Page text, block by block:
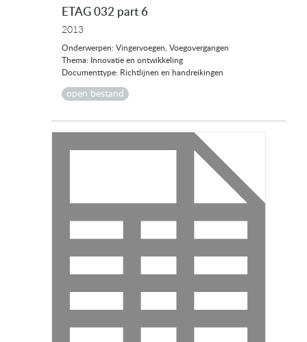
ETAG 032 part 6
2013
Onderwerpen: Vingervoegen, Voegovergangen
Thema: Innovatie en ontwikkeling
Documenttype: Richtlijnen en handreikingen
open bestand